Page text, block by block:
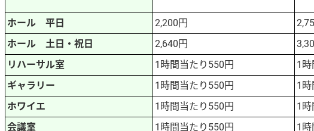
ホール 平日 2,200円
ホール 土日・祝日
2,640円
リハーサル室
1時間当たり550円 1時
ギャラリー
1時間当たり550円 1時
ホワイエ
1時間当たり550円 1時
会議室
1時間当たり550円 1時